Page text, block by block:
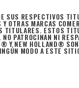
SUS RESPECTIVOS
OTRAS MARCAS
TITULARES. ESTOS
PATROCINAN NI
NEW HOLLAND® SON
MODO A ESTE